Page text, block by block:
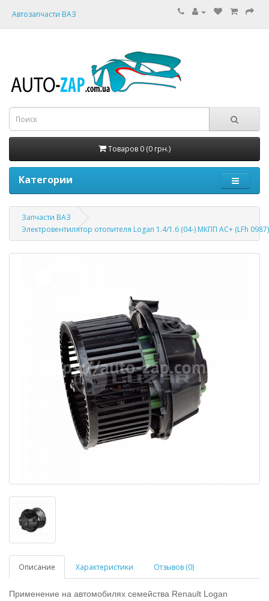
Автозапчасти ВАЗ
Товаров 0 (0 грн.)
Категории
Запчасти ВАЗ
Электровентилятор отопителя Logan 1.4/1.6 (04-) МКПП AC+ (LFh
Описание Характеристики Отзывов (0)
Применение на автомобилях семейства Renault Logan